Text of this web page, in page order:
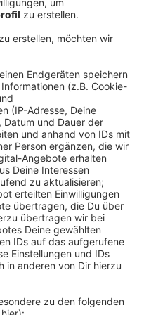
am
sein, sagt die
verdienen
weniger als Männer.
im Kreis
500 Euro
Das ist
im Landesschnitt.
Genuss,
Frauentag
wieder, dass es
Geld geben müsse.
07:57